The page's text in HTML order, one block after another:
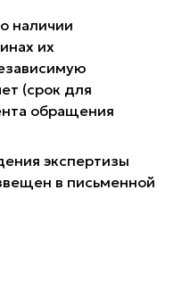
наличии
их
(срок для
обращения
экспертизы
в письменной